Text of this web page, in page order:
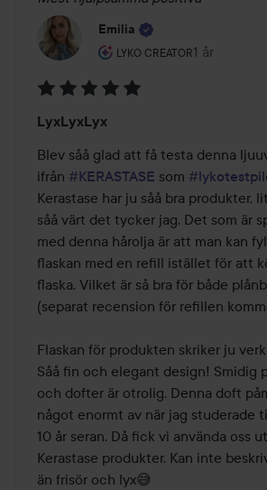
Emilia
LYKO CREATOR
Användarens roll: Lyko
1 år
Inlägget
5
av
5
LyxLyxLyx
Blev såå glad att få testa denna
ifrån #KERASTASE som
Kerastase har ju såå bra produkter,
såå värt det tycker jag. Det som är
med denna hårolja är att man kan
flaskan med en refill istället för att
flaska. Vilket är så bra för både
(separat recension för refillen
Flaskan för produkten skriker ju
Såå fin och elegant design! Smidig
och dofter är otrolig. Denna doft
något enormt av när jag studerade
10 år seran. Då fick vi använda oss
Kerastase produkter. Kan inte
än frisör och lyx😅